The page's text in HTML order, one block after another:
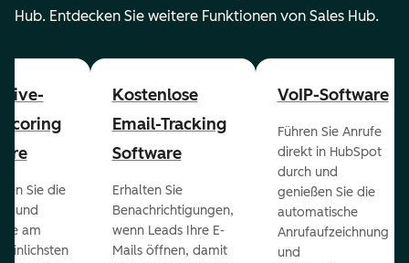
Hub. Entdecken Sie weitere Funktionen von Sales Hub.
Sie die
und
am
Kostenlose
Email-Tracking
Software
Erhalten Sie
Benachrichtigungen,
wenn Leads Ihre E-
Mails öffnen, damit
VoIP-Software
Führen Sie Anrufe
direkt in HubSpot
durch und
genießen Sie die
automatische
Anrufaufzeichnung
und